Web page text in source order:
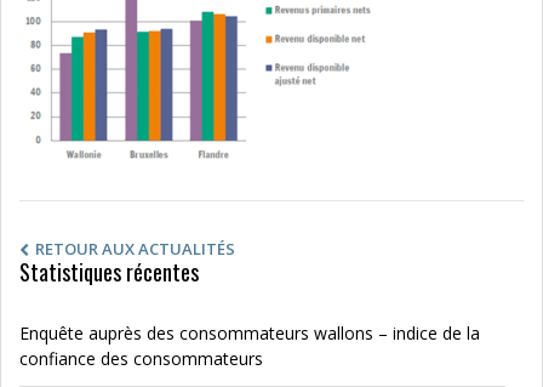
RETOUR AUX ACTUALITÉS
Statistiques récentes
Enquête auprès des consommateurs wallons – indice de la
confiance des consommateurs